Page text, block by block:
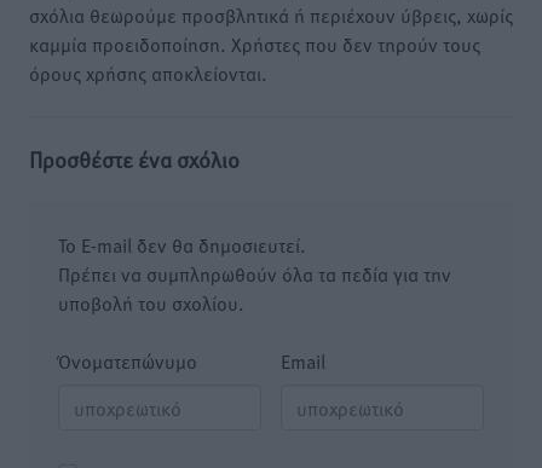
σχόλια θεωρούμε προσβλητικά ή περιέχουν ύβρεις, χωρίς
καμμία προειδοποίηση. Χρήστες που δεν τηρούν τους
όρους χρήσης αποκλείονται.
Προσθέστε ένα σχόλιο
Το E-mail δεν θα δημοσιευτεί.
Πρέπει να συμπληρωθούν όλα τα πεδία για την
υποβολή του σχολίου.
Όνοματεπώνυμο Email